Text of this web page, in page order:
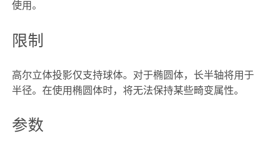
使用。
限制
高尔立体投影仅支持球体。对于椭圆体，长半轴将用于
半径。在使用椭圆体时，将无法保持某些畸变属性。
参数